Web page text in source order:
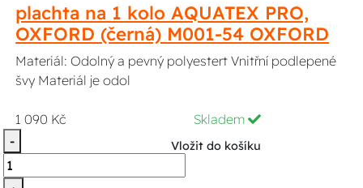
plachta na 1 kolo AQUATEX PRO,
OXFORD (černá) M001-54 OXFORD
Materiál: Odolný a pevný polyestert Vnitřní podlepené
švy Materiál je odol
1 090 Kč
Skladem
-
Vložit do košíku